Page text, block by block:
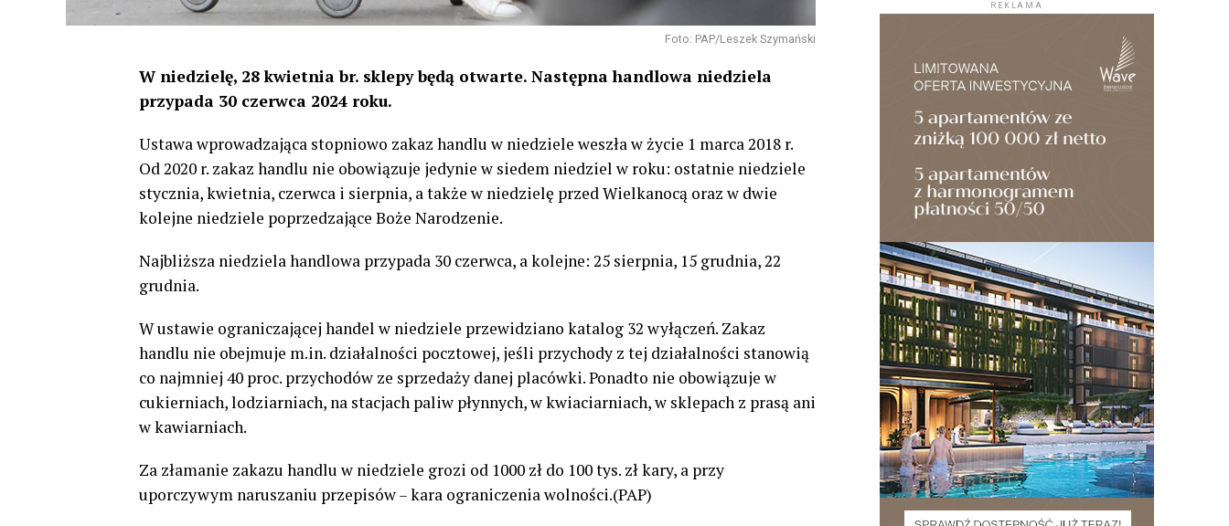
Foto: PAP/Leszek Szymański
W niedzielę, 28 kwietnia br. sklepy będą otwarte. Następna handlowa niedziela
przypada 30 czerwca 2024 roku.
Ustawa wprowadzająca stopniowo zakaz handlu w niedziele weszła w życie 1 marca 2018 r.
Od 2020 r. zakaz handlu nie obowiązuje jedynie w siedem niedziel w roku: ostatnie niedziele
stycznia, kwietnia, czerwca i sierpnia, a także w niedzielę przed Wielkanocą oraz w dwie
kolejne niedziele poprzedzające Boże Narodzenie.
Najbliższa niedziela handlowa przypada 30 czerwca, a kolejne: 25 sierpnia, 15 grudnia, 22
grudnia.
W ustawie ograniczającej handel w niedziele przewidziano katalog 32 wyłączeń. Zakaz
handlu nie obejmuje m.in. działalności pocztowej, jeśli przychody z tej działalności stanowią
co najmniej 40 proc. przychodów ze sprzedaży danej placówki. Ponadto nie obowiązuje w
cukierniach, lodziarniach, na stacjach paliw płynnych, w kwiaciarniach, w sklepach z prasą ani
w kawiarniach.
Za złamanie zakazu handlu w niedziele grozi od 1000 zł do 100 tys. zł kary, a przy
uporczywym naruszaniu przepisów – kara ograniczenia wolności.(PAP)
REKLAMA